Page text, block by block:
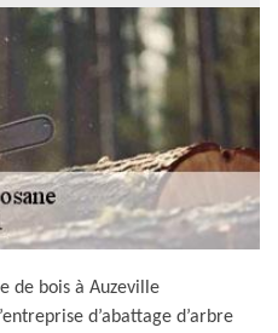
de bois à Auzeville
d’abattage d’arbre